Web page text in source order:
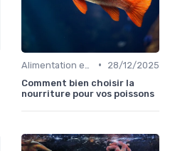
•
28/12/2025
Comment bien choisir la
nourriture pour vos poissons